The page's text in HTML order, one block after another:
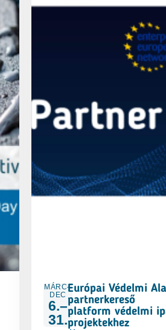
MÁRC–
DEC
6.–
31.
Európai Védelmi
partnerkereső
platform védelmi
projektekhez